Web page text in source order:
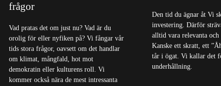
frågor
Vad pratas det om just nu? Vad är du
orolig för eller nyfiken på? Vi fångar vår
tids stora frågor, oavsett om det handlar
om klimat, mångfald, hot mot
demokratin eller kulturens roll. Vi
kommer också nära de mest intressanta
Den tid du ägnar åt Vi
investering. Därför
alltid vara relevanta och
Kanske ett skratt, ett
tår i ögat. Vi kallar det
underhållning.